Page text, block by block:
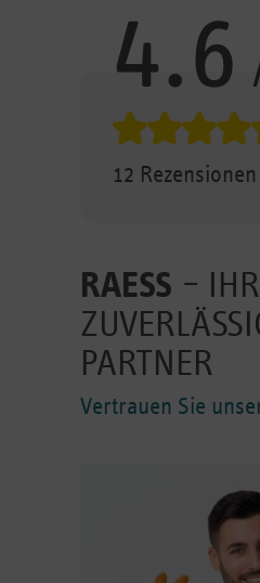
4.6
4.6 von 5 Sterne Bewertung
12 Rezensionen
RAESS – IHR
PARTNER
Vertrauen Sie